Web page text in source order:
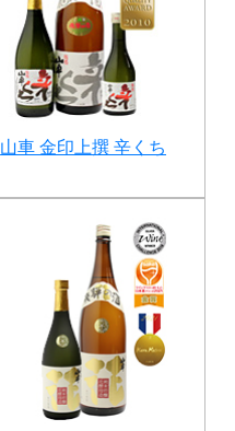
山車 金印上撰 辛くち